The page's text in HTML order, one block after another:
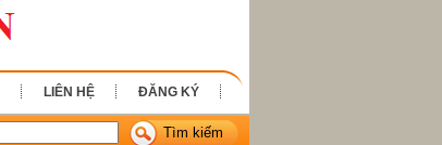
LIÊN HỆ ĐĂNG KÝ
Tìm kiếm